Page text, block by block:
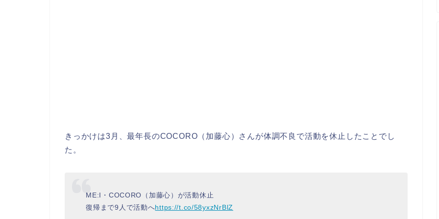
きっかけは3月、最年長のCOCORO（加藤心）さんが体調不良で活動を休止したことでし
た。
ME:I・COCORO（加藤心）が活動休止
復帰まで9人で活動へhttps://t.co/58yxzNrBlZ